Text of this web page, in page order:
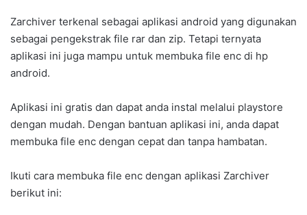
Zarchiver terkenal sebagai aplikasi android yang digunakan
sebagai pengekstrak file rar dan zip. Tetapi ternyata
aplikasi ini juga mampu untuk membuka file enc di hp
android.
Aplikasi ini gratis dan dapat anda instal melalui playstore
dengan mudah. Dengan bantuan aplikasi ini, anda dapat
membuka file enc dengan cepat dan tanpa hambatan.
Ikuti cara membuka file enc dengan aplikasi Zarchiver
berikut ini: